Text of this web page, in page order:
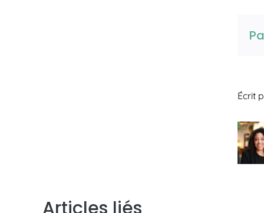
Écrit